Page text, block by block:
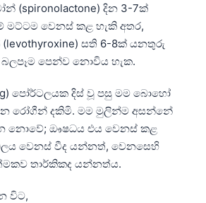
(spironolactone) දින 3-7ක්
මට්ටම වෙනස් කළ හැකි අතර,
සති 6-8ක් යනතුරු
පෙන්ව නොවිය හැක.
පෝර්ටලයක දිස් වූ පසු මම බොහෝ
රෝගීන් දකිමි. මම මුලින්ම අසන්නේ
නොවේ; ඖෂධය එය වෙනස් කළ
වෙනස් වීද යන්නත්, වෙනසෙහි
තාර්කිකද යන්නත්ය.
විට,